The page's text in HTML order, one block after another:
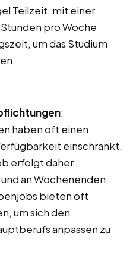
Teilzeit, mit einer
pro Woche
um das Studium
:
haben oft einen
einschränkt.
erfolgt daher
an Wochenenden.
bieten oft
um sich den
anpassen zu